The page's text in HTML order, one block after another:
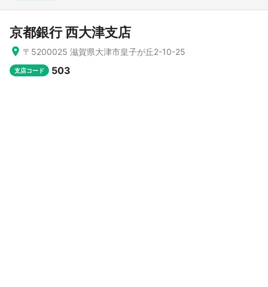
京都銀行 西大津支店
〒5200025 滋賀県大津市皇子が丘2-10-25
支店コード 503